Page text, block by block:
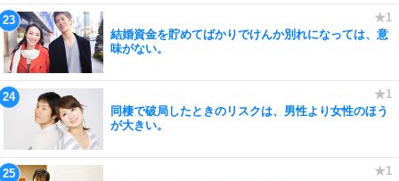
結婚資金を貯めてばかりでけんか別れになっては、意
味がない。
同棲で破局したときのリスクは、男性より女性のほう
が大きい。